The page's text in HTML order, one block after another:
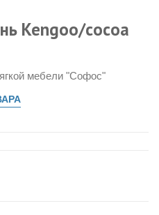
Kengoo/cocoa
мебели "Софос"